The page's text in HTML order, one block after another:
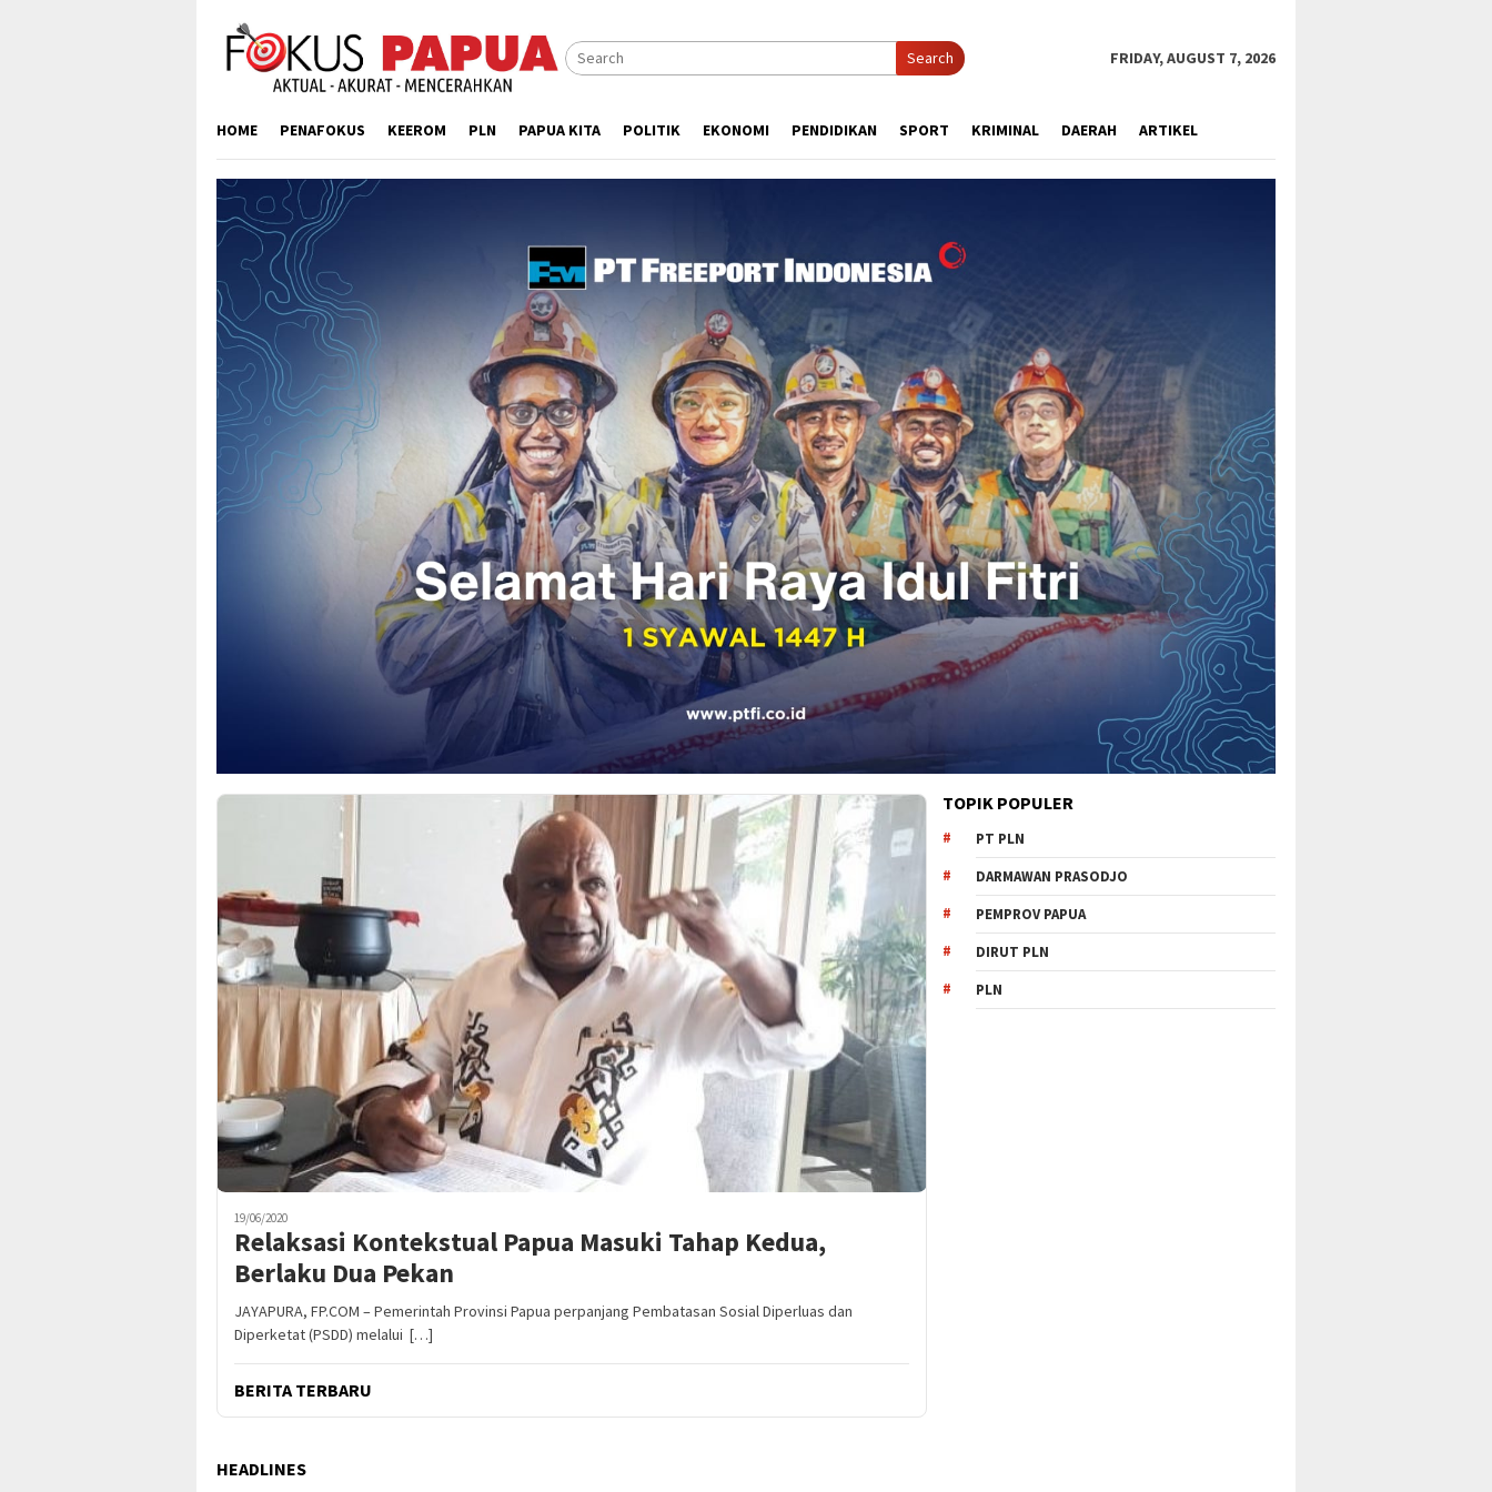
content
Search FRIDAY, AUGUST 7, 2026
HOME PENAFOKUS KEEROM PLN PAPUA KITA POLITIK EKONOMI PENDIDIKAN SPORT KRIMINAL DAERAH ARTIKEL
19/06/2020
Relaksasi Kontekstual Papua Masuki Tahap Kedua,
Berlaku Dua Pekan
JAYAPURA, FP.COM – Pemerintah Provinsi Papua perpanjang Pembatasan Sosial Diperluas dan
Diperketat (PSDD) melalui […]
BERITA TERBARU
HEADLINES
TOPIK POPULER
PT PLN
DARMAWAN PRASODJO
PEMPROV PAPUA
DIRUT PLN
PLN